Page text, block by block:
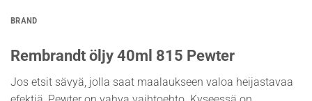
BRAND
Rembrandt öljy 40ml 815 Pewter
Jos etsit sävyä, jolla saat maalaukseen valoa heijastavaa